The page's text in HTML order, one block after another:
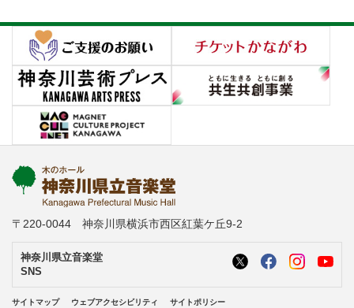
〒220-0044 神奈川県横浜市西区紅葉ケ丘9-2
神奈川県立音楽堂
SNS
サイトマップ ウェブアクセシビリティ
サイトポリシー